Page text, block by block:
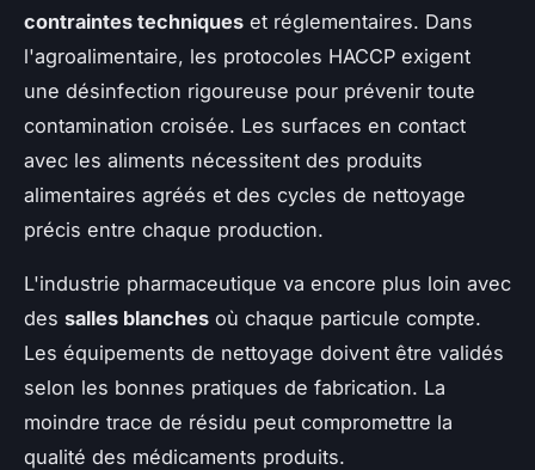
contraintes techniques et réglementaires. Dans
l'agroalimentaire, les protocoles HACCP exigent
une désinfection rigoureuse pour prévenir toute
contamination croisée. Les surfaces en contact
avec les aliments nécessitent des produits
alimentaires agréés et des cycles de nettoyage
précis entre chaque production.
L'industrie pharmaceutique va encore plus loin avec
des salles blanches où chaque particule compte.
Les équipements de nettoyage doivent être validés
selon les bonnes pratiques de fabrication. La
moindre trace de résidu peut compromettre la
qualité des médicaments produits.